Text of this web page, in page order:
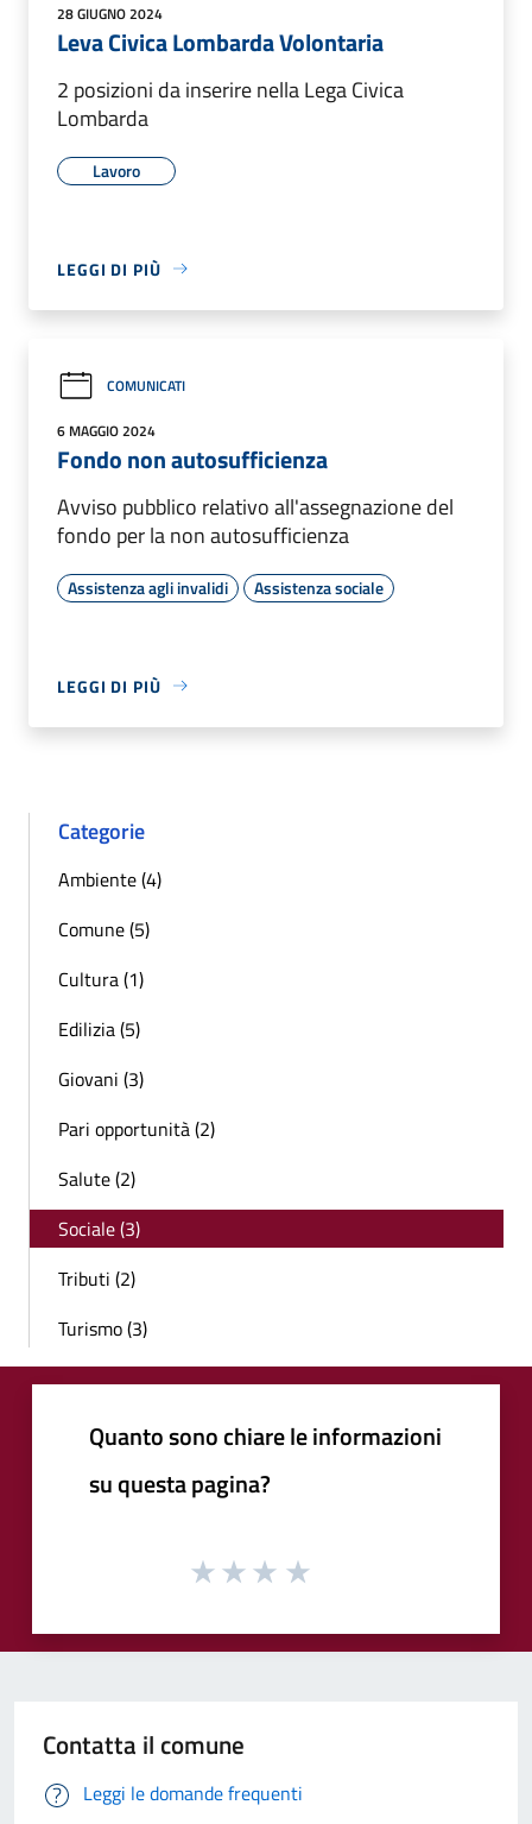
28 GIUGNO 2024
Leva Civica Lombarda Volontaria
2 posizioni da inserire nella Lega Civica
Lombarda
Lavoro
LEGGI DI PIÙ
COMUNICATI
6 MAGGIO 2024
Fondo non autosufficienza
Avviso pubblico relativo all'assegnazione del
fondo per la non autosufficienza
Assistenza agli invalidi Assistenza sociale
LEGGI DI PIÙ
Categorie
Ambiente (4)
Comune (5)
Cultura (1)
Edilizia (5)
Giovani (3)
Pari opportunità (2)
Salute (2)
Sociale (3)
Tributi (2)
Turismo (3)
Quanto sono chiare le informazioni
su questa pagina?
Contatta il comune
Leggi le domande frequenti